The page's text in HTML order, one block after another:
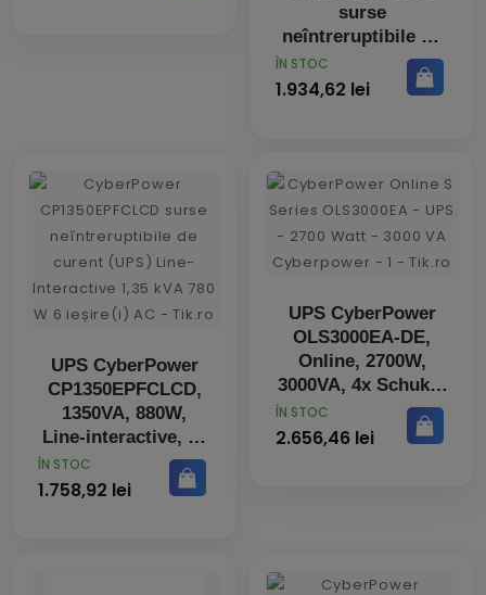
surse
neîntreruptibile de
curent (UPS) Line-
Interactive 1,6 kVA
PRET
ÎN STOC
1.934,62 lei
UPS CyberPower
CP1350EPFCLCD,
1350VA, 880W,
Line-interactive, 1x
IEC C14 , 6x
Schuko, ecran LCD
PRET
ÎN STOC
1.758,92 lei
UPS CyberPower
OLS3000EA-DE,
Online, 2700W,
3000VA, 4x Schuko,
2x IEC C13, ecran
LCD
PRET
ÎN STOC
2.656,46 lei